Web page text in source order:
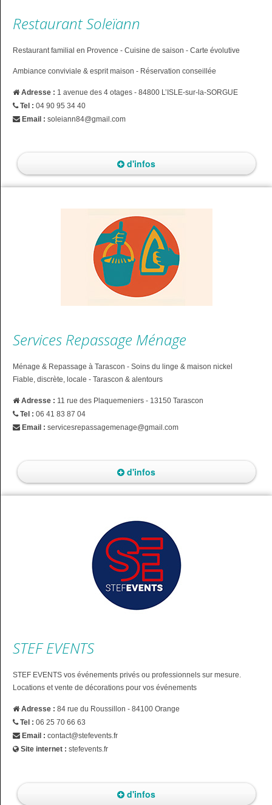
Restaurant Soleïann
Restaurant familial en Provence - Cuisine de saison - Carte évolutive
Ambiance conviviale & esprit maison - Réservation conseillée
Adresse : 1 avenue des 4 otages - 84800 L’ISLE-sur-la-SORGUE
Tel : 04 90 95 34 40
Email : soleiann84@gmail.com
d'infos
Services Repassage Ménage
Ménage & Repassage à Tarascon - Soins du linge & maison nickel
Fiable, discrète, locale - Tarascon & alentours
Adresse : 11 rue des Plaquemeniers - 13150 Tarascon
Tel : 06 41 83 87 04
Email : servicesrepassagemenage@gmail.com
d'infos
STEF EVENTS
STEF EVENTS vos événements privés ou professionnels sur mesure.
Locations et vente de décorations pour vos événements
Adresse : 84 rue du Roussillon - 84100 Orange
Tel : 06 25 70 66 63
Email : contact@stefevents.fr
Site internet : stefevents.fr
d'infos